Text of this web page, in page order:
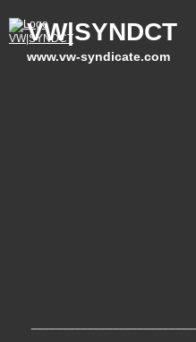
VW|SYNDCT
www.vw-syndicate.com